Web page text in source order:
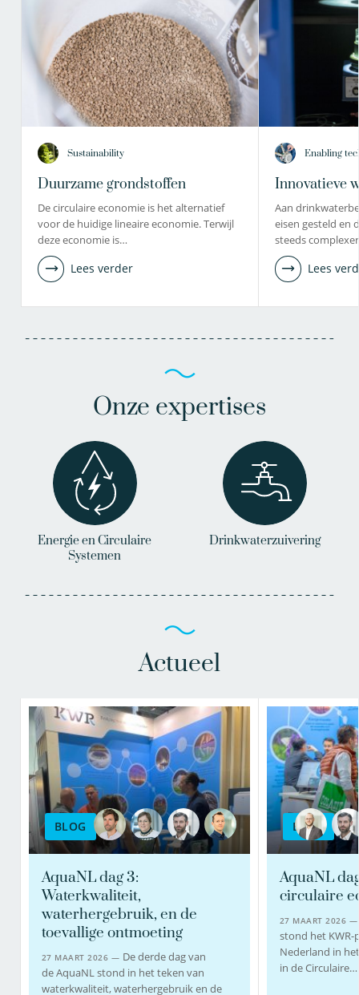
Sustainability
Duurzame grondstoffen
De circulaire economie is het alternatief
voor de huidige lineaire economie. Terwijl
deze economie is…
Lees verder
Enabling
Innovatieve
Aan
eisen gesteld en
steeds
Lees
Onze expertises
Energie en Circulaire
Systemen
Drinkwaterzuivering
Actueel
BLOG
AquaNL dag 3:
Waterkwaliteit,
waterhergebruik, en de
toevallige ontmoeting
27 MAART 2026 — De derde dag van
de AquaNL stond in het teken van
waterkwaliteit, waterhergebruik en de
BLOG
AquaNL
circulaire
27 MAART 2026
stond het
Nederland in
in de Circulaire…